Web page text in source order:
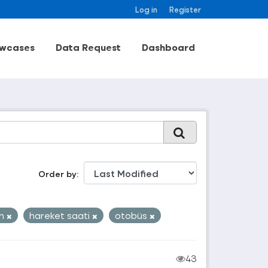
Log in Register
Data Request Dashboard
Order by
hareket saati otobüs
43